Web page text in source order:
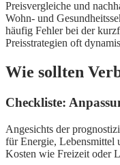
Preisvergleiche und
Wohn- und
häufig Fehler bei der
Preisstrategien oft
Wie sollten
Checkliste:
Angesichts der
für Energie, Lebensmittel
Kosten wie Freizeit oder